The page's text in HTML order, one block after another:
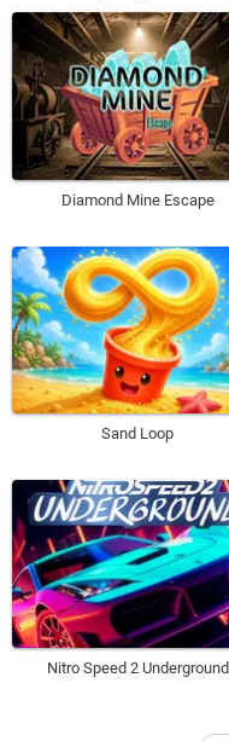
Diamond Mine Escape
Sand Loop
Nitro Speed 2 Underground